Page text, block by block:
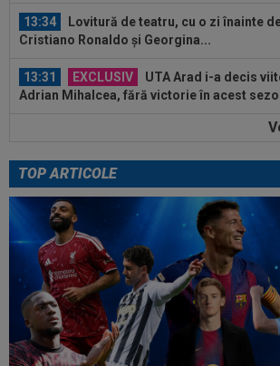
13:34
Lovitură de teatru, cu o zi înainte
Cristiano Ronaldo și Georgina...
13:31 EXCLUSIV
UTA Arad i-a decis
Adrian Mihalcea, fără victorie în acest
”Victima” pe care o face Rodri la
14:07
Endrick va rămâne în La Liga, dar
Madrid!
14:02
Dinamo, fără Mamoudou
Pușcaș. Anunțul lui Nuno Campos
13:47
Unirea Slobozia - Gloria Bistrița,
18:00, DGS 1. Programul complet...
13:38
Cosmin Matei a fost suspendat
TOP ARTICOLE